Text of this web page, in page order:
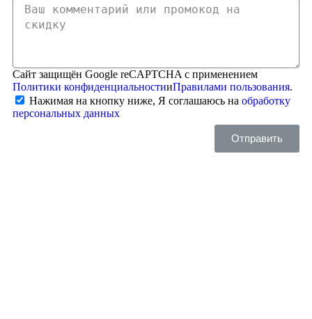
Сайт защищён Google reCAPTCHA с применением
Политики конфиденциальностииПравилами пользования.
Нажимая на кнопку ниже, Я соглашаюсь на обработку
персональных данных
Отправить